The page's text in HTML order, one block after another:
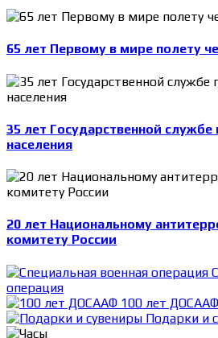
65 лет Первому в мире полету
35 лет Государственной службе
населения
20 лет Национальному
комитету России
операция
100 лет ДОСААФ
Подарки и